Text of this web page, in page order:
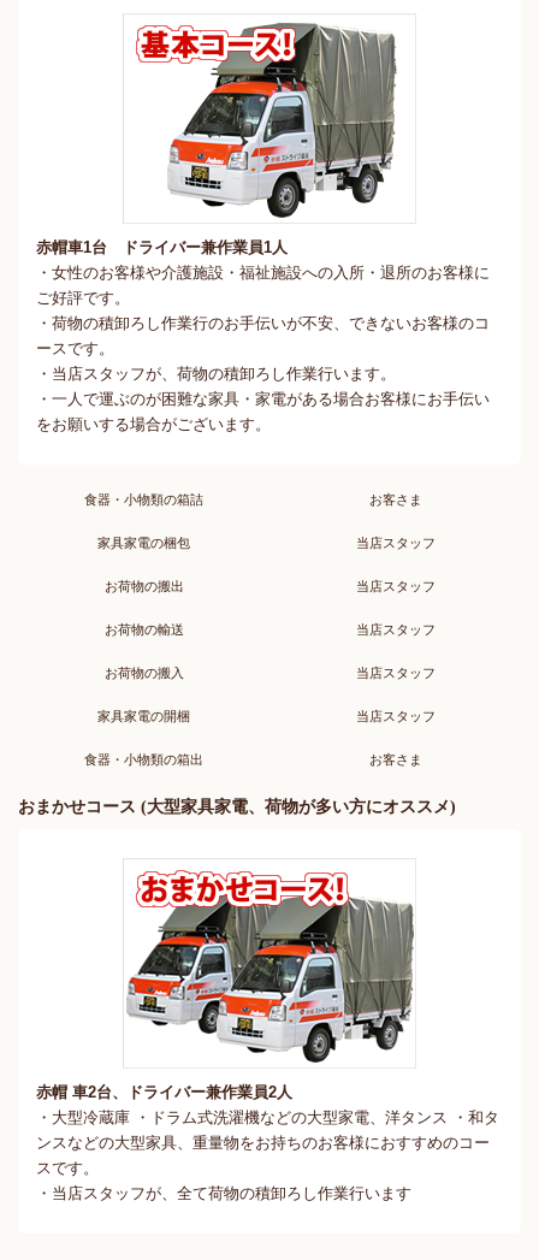
赤帽車1台 ドライバー兼作業員1人
・女性のお客様や介護施設・福祉施設への入所・退所のお客様に
ご好評です。
・荷物の積卸ろし作業行のお手伝いが不安、できないお客様のコ
ースです。
・当店スタッフが、荷物の積卸ろし作業行います。
・一人で運ぶのが困難な家具・家電がある場合お客様にお手伝い
をお願いする場合がございます。
食器・小物類の箱詰 お客さま
家具家電の梱包 当店スタッフ
お荷物の搬出 当店スタッフ
お荷物の輸送 当店スタッフ
お荷物の搬入 当店スタッフ
家具家電の開梱 当店スタッフ
食器・小物類の箱出 お客さま
おまかせコース (大型家具家電、荷物が多い方にオススメ)
赤帽 車2台、ドライバー兼作業員2人
・大型冷蔵庫 ・ドラム式洗濯機などの大型家電、洋タンス ・和タ
ンスなどの大型家具、重量物をお持ちのお客様におすすめのコー
スです。
・当店スタッフが、全て荷物の積卸ろし作業行います